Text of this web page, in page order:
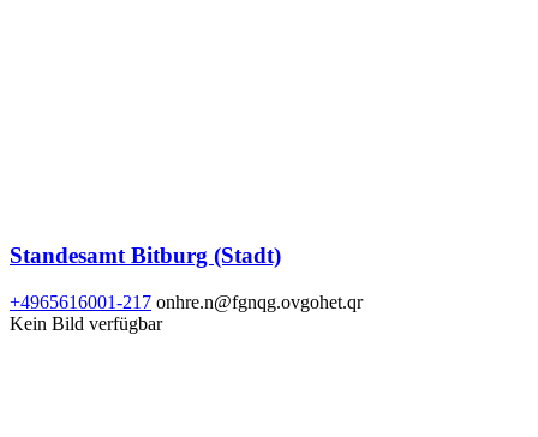
Standesamt Bitburg (Stadt)
+4965616001-217 onhre.n@fgnqg.ovgohet.qr
Kein Bild verfügbar